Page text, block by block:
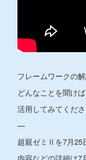
フレームワークの
どんなことを聞け
活用してみてくださ
—
超親ゼミⅡを7月25